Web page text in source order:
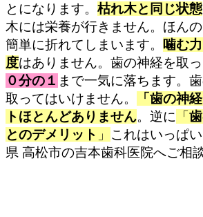
とになります。 枯れ木と同じ状態
木には栄養が行きません。ほん
簡単に折れてしまいます。 噛む
度はありません。歯の神経を取
０分の１ まで一気に落ちます。
取ってはいけません。
「歯の神
トほとんどありません。逆に 「
とのデメリット 」 これはいっぱ
県 高松市の吉本歯科医院へご相